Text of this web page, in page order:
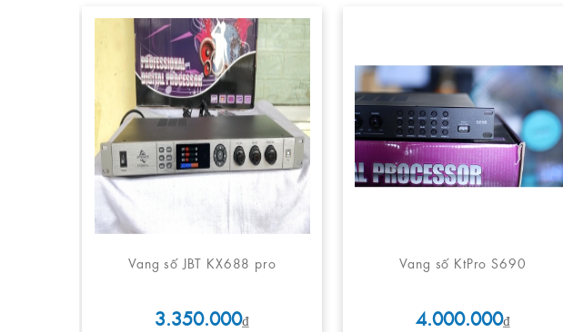
Vang số JBT KX688 pro
3.350.000₫
Vang số KtPro S690
4.000.000₫